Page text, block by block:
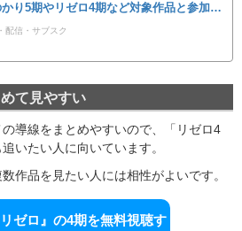
り5期やリゼロ4期など対象作品と参加条
め
配信・サブスク
て見やすい
の導線をまとめやすいので、「リゼロ4
いたい人に向いています。
作品を見たい人には相性がよいです。
ゼロ』の4期を無料視聴す